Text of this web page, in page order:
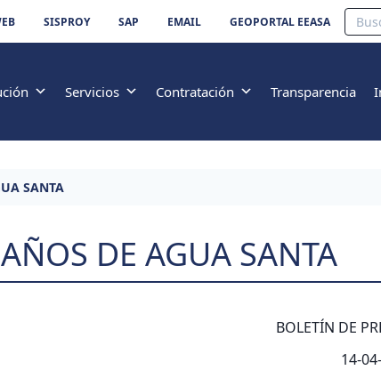
SISPROY SAP EMAIL GEOPORTAL EEASA
Servicios Contratación Transparencia
SANTA
DE AGUA SANTA
BOLETÍN DE
14-